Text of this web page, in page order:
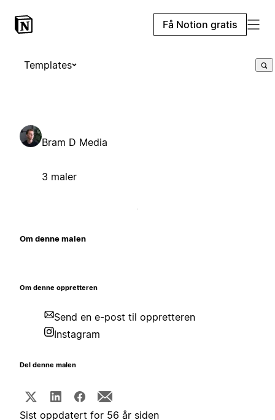
Få Notion gratis
Templates
Bram D Media
3 maler
Om denne malen
Om denne oppretteren
Send en e-post til oppretteren
Instagram
Del denne malen
Sist oppdatert for 56 år siden